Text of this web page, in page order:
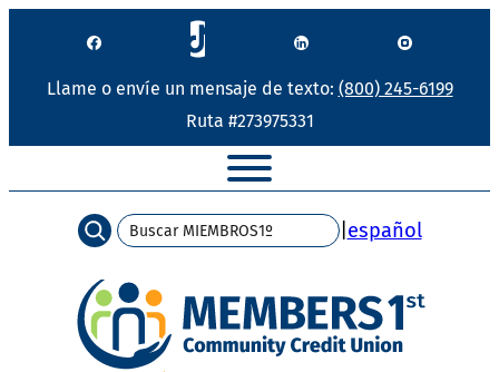
contenido
Llame o envíe un mensaje de texto: (800) 245-6199
Ruta #273975331
Búsqueda | español